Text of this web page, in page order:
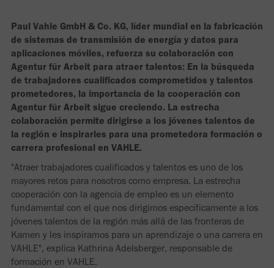
Paul Vahle GmbH & Co. KG, líder mundial en la fabricación
de sistemas de transmisión de energía y datos para
aplicaciones móviles, refuerza su colaboración con
Agentur für Arbeit para atraer talentos: En la búsqueda
de trabajadores cualificados comprometidos y talentos
prometedores, la importancia de la cooperación con
Agentur für Arbeit sigue creciendo. La estrecha
colaboración permite dirigirse a los jóvenes talentos de
la región e inspirarles para una prometedora formación o
carrera profesional en VAHLE.
"Atraer trabajadores cualificados y talentos es uno de los
mayores retos para nosotros como empresa. La estrecha
cooperación con la agencia de empleo es un elemento
fundamental con el que nos dirigimos específicamente a los
jóvenes talentos de la región más allá de las fronteras de
Kamen y les inspiramos para un aprendizaje o una carrera en
VAHLE", explica Kathrina Adelsberger, responsable de
formación en VAHLE.